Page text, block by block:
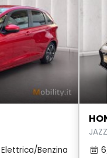
Elettrica/Benzina
JAZZ
6/